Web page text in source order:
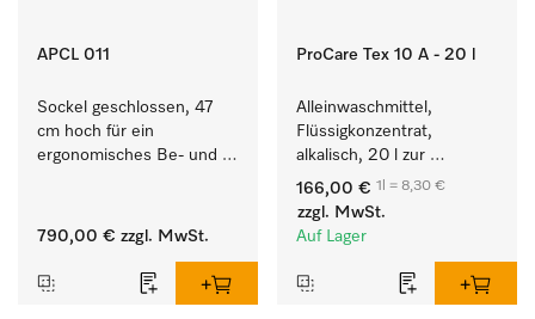
APCL 011
Sockel geschlossen, 47
cm hoch für ein
ergonomisches Be- und
Trockner.
790,00 € zzgl. MwSt.
ProCare Tex 10 A - 20 l
Alleinwaschmittel,
Flüssigkonzentrat,
alkalisch, 20 l zur
Reinigung weißer Textilien
und farbechter
Buntwäsche.
166,00 € 1l = 8,30 €
zzgl. MwSt.
Auf Lager